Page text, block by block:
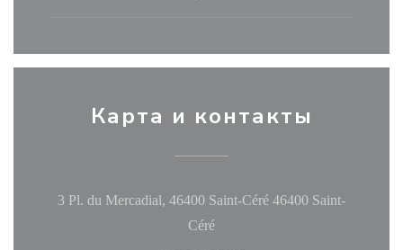
Карта и контакты
3 Pl. du Mercadial, 46400 Saint-Céré 46400 Saint-
Céré((открывается в новом окне))